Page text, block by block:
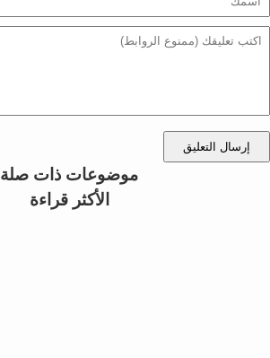
إرسال التعليق
موضوعات ذات صلة
الأكثر قراءة